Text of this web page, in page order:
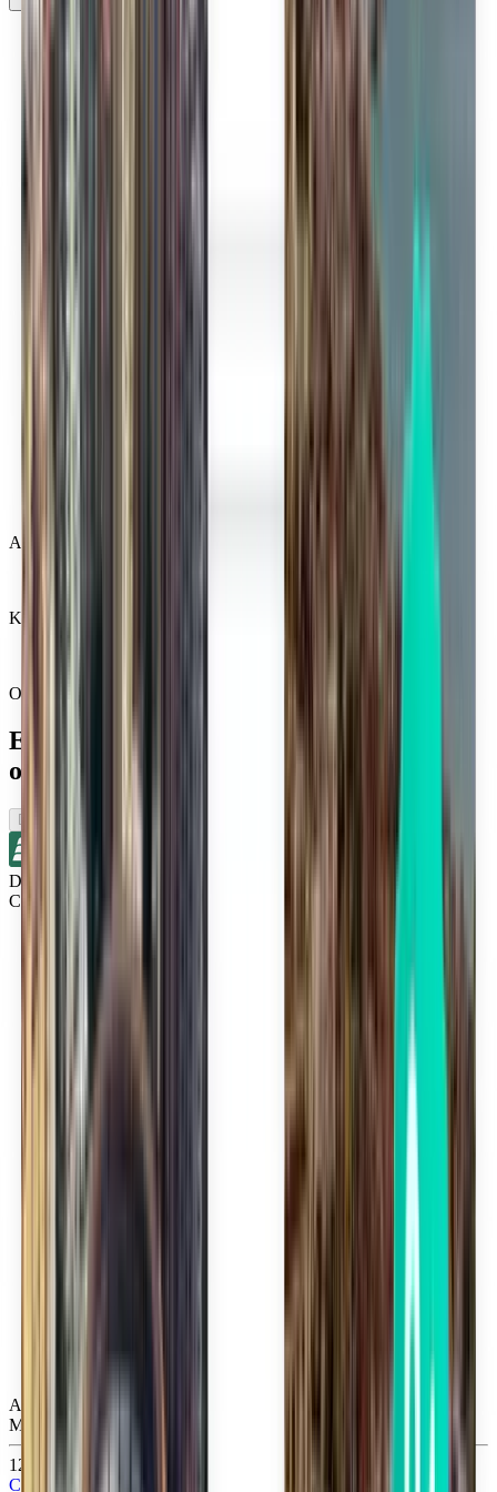
Apreciat de milioane de oameni
Kiwi.com Guarantee pentru o călătorie fără stres
O căutare, toate cele mai bune oferte
Explorați zborurile din apropierea
orașului Columbus
Dus
Direct
Cincinnati CVG
Atlanta ATL
Mon, Aug 31
120 lei
Căutare